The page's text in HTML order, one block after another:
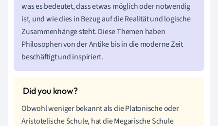
was es bedeutet, dass etwas möglich oder notwendig
ist, und wie dies in Bezug auf die Realität und logische
Zusammenhänge steht. Diese Themen haben
Philosophen von der Antike bis in die moderne Zeit
beschäftigt und inspiriert.
Obwohl weniger bekannt als die Platonische oder
Aristotelische Schule, hat die Megarische Schule